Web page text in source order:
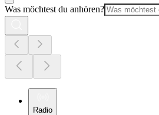
Was möchtest du anhören?
Radio